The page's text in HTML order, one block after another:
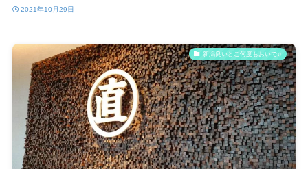
2021年10月29日
新潟良いとこ何度もおいで♫